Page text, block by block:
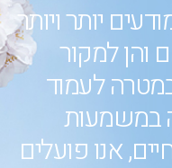
יותר ויותר
והן למקור
לעמוד
במשמעות
אנו פועלים